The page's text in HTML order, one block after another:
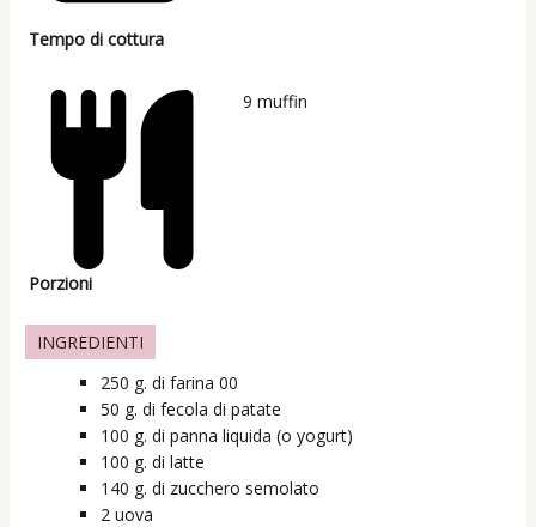
Tempo di cottura
Porzioni
9 muffin
INGREDIENTI
250 g. di farina 00
50 g. di fecola di patate
100 g. di panna liquida (o yogurt)
100 g. di latte
140 g. di zucchero semolato
2 uova